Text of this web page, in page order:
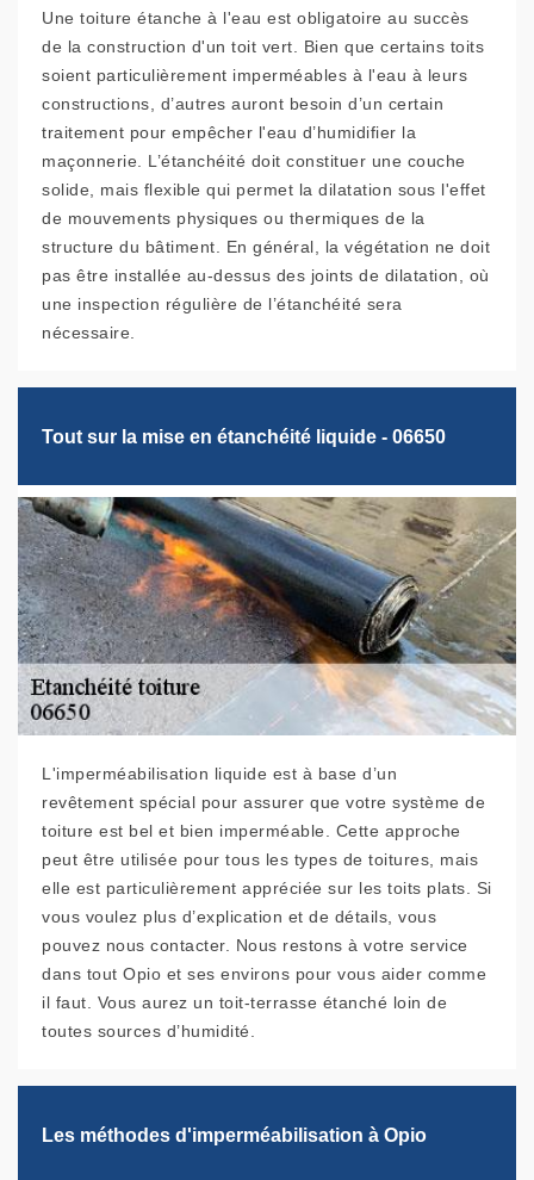
Une toiture étanche à l'eau est obligatoire au succès
de la construction d'un toit vert. Bien que certains toits
soient particulièrement imperméables à l'eau à leurs
constructions, d’autres auront besoin d’un certain
traitement pour empêcher l'eau d’humidifier la
maçonnerie. L’étanchéité doit constituer une couche
solide, mais flexible qui permet la dilatation sous l'effet
de mouvements physiques ou thermiques de la
structure du bâtiment. En général, la végétation ne doit
pas être installée au-dessus des joints de dilatation, où
une inspection régulière de l’étanchéité sera
nécessaire.
Tout sur la mise en étanchéité liquide - 06650
L'imperméabilisation liquide est à base d’un
revêtement spécial pour assurer que votre système de
toiture est bel et bien imperméable. Cette approche
peut être utilisée pour tous les types de toitures, mais
elle est particulièrement appréciée sur les toits plats. Si
vous voulez plus d’explication et de détails, vous
pouvez nous contacter. Nous restons à votre service
dans tout Opio et ses environs pour vous aider comme
il faut. Vous aurez un toit-terrasse étanché loin de
toutes sources d’humidité.
Les méthodes d'imperméabilisation à Opio